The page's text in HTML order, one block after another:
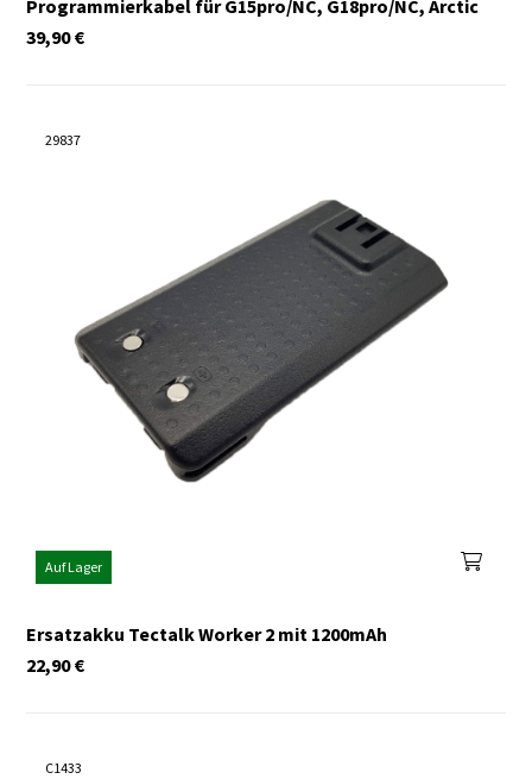
Programmierkabel für G15pro/NC, G18pro/NC, Arctic
€
39,90
29837
Auf Lager
Ersatzakku Tectalk Worker 2 mit 1200mAh
€
22,90
C1433